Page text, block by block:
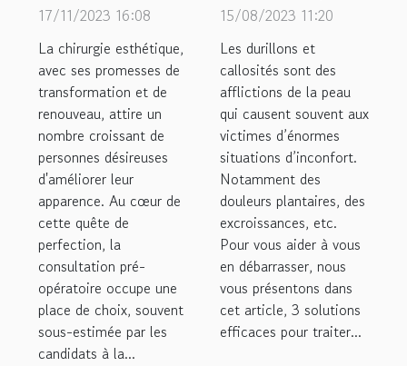
consultation
pré-opératoire
en chirurgie
esthétique
17/11/2023 16:08
La chirurgie esthétique,
avec ses promesses de
transformation et de
renouveau, attire un
nombre croissant de
personnes désireuses
d'améliorer leur
apparence. Au cœur de
cette quête de
perfection, la
consultation pré-
opératoire occupe une
place de choix, souvent
sous-estimée par les
candidats à la...
traiter les
durillons et
callosités
15/08/2023 11:20
Les durillons et
callosités sont des
afflictions de la peau
qui causent souvent aux
victimes d’énormes
situations d’inconfort.
Notamment des
douleurs plantaires, des
excroissances, etc.
Pour vous aider à vous
en débarrasser, nous
vous présentons dans
cet article, 3 solutions
efficaces pour traiter...